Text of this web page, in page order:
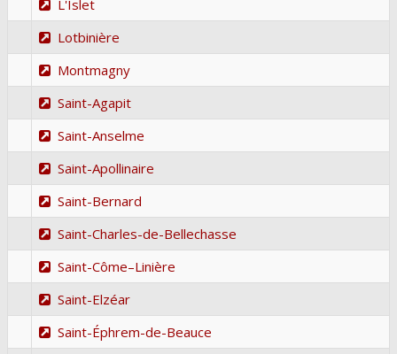
L'Islet
Lotbinière
Montmagny
Saint-Agapit
Saint-Anselme
Saint-Apollinaire
Saint-Bernard
Saint-Charles-de-Bellechasse
Saint-Côme–Linière
Saint-Elzéar
Saint-Éphrem-de-Beauce